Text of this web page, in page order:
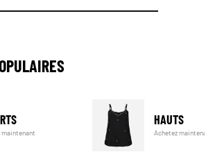
maintenant
HAUTS
Achetez maintenant